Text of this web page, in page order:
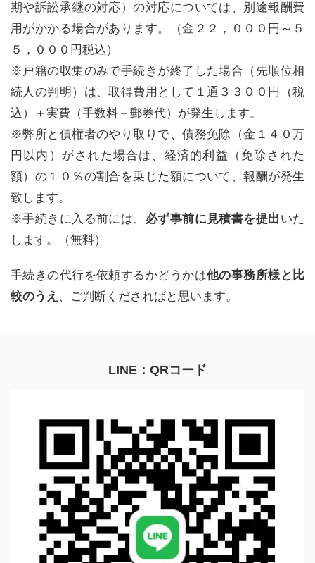
期や訴訟承継の対応）の対応については、別途報酬費
用がかかる場合があります。（金２２，０００円～５
５，０００円税込）
※戸籍の収集のみで手続きが終了した場合（先順位相
続人の判明）は、取得費用として１通３３００円（税
込）＋実費（手数料＋郵券代）が発生します。
※弊所と債権者のやり取りで、債務免除（金１４０万
円以内）がされた場合は、経済的利益（免除された
額）の１０％の割合を乗じた額について、報酬が発生
致します。
※手続きに入る前には、 必ず事前に見積書を提出 いた
します。（無料）
手続きの代行を依頼するかどうかは他の事務所様と比
較のうえ 、ご判断くださればと思います。
LINE：QRコード